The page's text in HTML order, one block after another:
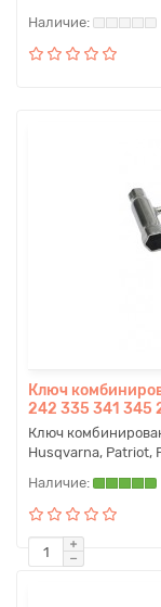
Ключ
242 335 341 345
Ключ
Husqvarna, Patriot,